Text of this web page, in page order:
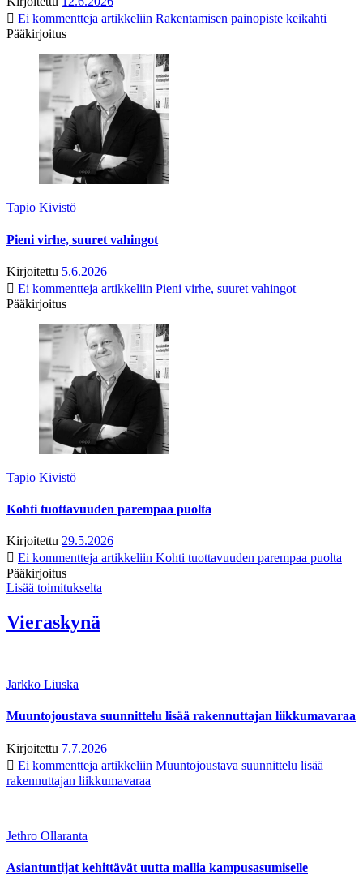
Ei kommentteja artikkeliin Rakentamisen painopiste keikahti
Pääkirjoitus
Tapio Kivistö
Pieni virhe, suuret vahingot
Kirjoitettu 5.6.2026
Ei kommentteja artikkeliin Pieni virhe, suuret vahingot
Pääkirjoitus
Tapio Kivistö
Kohti tuottavuuden parempaa puolta
Kirjoitettu 29.5.2026
Ei kommentteja artikkeliin Kohti tuottavuuden parempaa puolta
Pääkirjoitus
Lisää toimitukselta
Vieraskynä
Jarkko Liuska
Muuntojoustava suunnittelu lisää rakennuttajan liikkumavaraa
Kirjoitettu 7.7.2026
Ei kommentteja artikkeliin Muuntojoustava suunnittelu lisää
rakennuttajan liikkumavaraa
Jethro Ollaranta
Asiantuntijat kehittävät uutta mallia kampusasumiselle